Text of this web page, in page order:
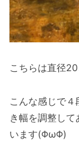
こちらは直径20
こんな感じで
き幅を調整し
います(ΦωΦ)